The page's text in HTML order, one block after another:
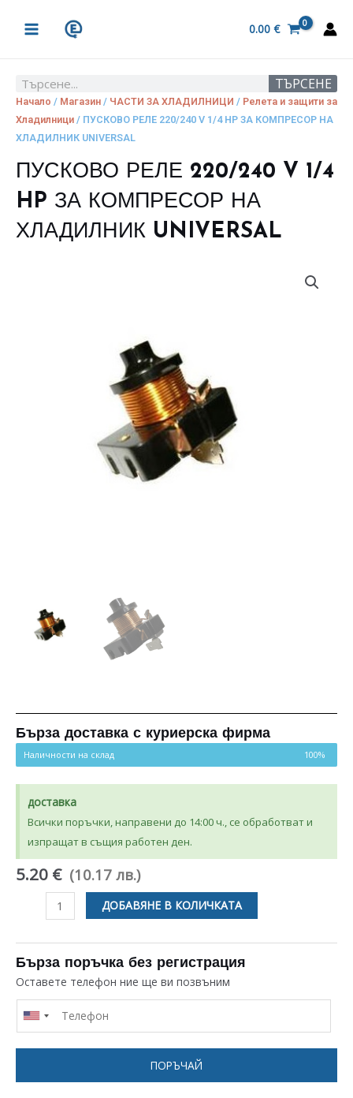
MENU
0.00 €
Search ТЪРСЕНЕ
Начало / Магазин / ЧАСТИ ЗА ХЛАДИЛНИЦИ / Релета и защити за
Хладилници / ПУСКОВО РЕЛЕ 220/240 V 1/4 HP ЗА КОМПРЕСОР НА
ХЛАДИЛНИК UNIVERSAL
ПУСКОВО РЕЛЕ 220/240 V 1/4
HP ЗА КОМПРЕСОР НА
ХЛАДИЛНИК UNIVERSAL
Бърза доставка с куриерска фирма
Наличности на склад 100%
доставка
Всички поръчки, направени до 14:00 ч., се обработват и
изпращат в същия работен ден.
5.20 € (10.17 лв.)
количество
ПУСКОВО
РЕЛЕ
220/240
V
1/4
КОМПРЕСОР
ДОБАВЯНЕ В КОЛИЧКАТА
Бърза поръчка без регистрация
Оставете телефон ние ще ви позвъним
ПОРЪЧАЙ